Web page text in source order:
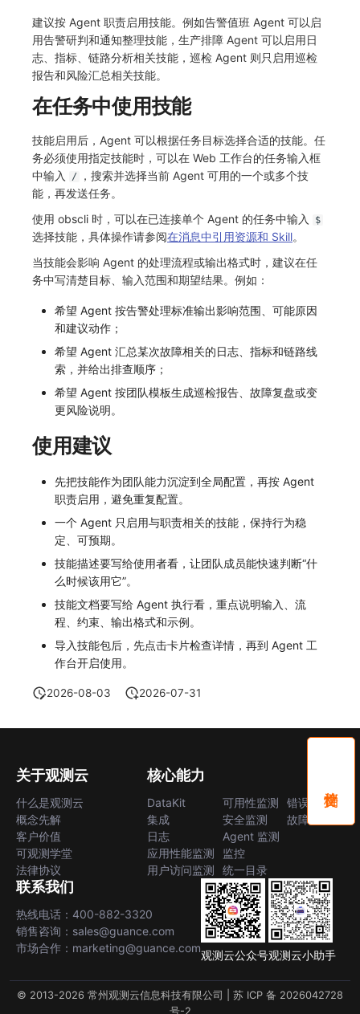
建议按 Agent 职责启用技能。例如告警值班 Agent 可以启
用告警研判和通知整理技能，生产排障 Agent 可以启用日
志、指标、链路分析相关技能，巡检 Agent 则只启用巡检
报告和风险汇总相关技能。
在任务中使用技能
技能启用后，Agent 可以根据任务目标选择合适的技能。任
务必须使用指定技能时，可以在 Web 工作台的任务输入框
中输入
/
，搜索并选择当前 Agent 可用的一个或多个技
能，再发送任务。
使用 obscli 时，可以在已连接单个 Agent 的任务中输入
$
选择技能，具体操作请参阅在消息中引用资源和 Skill。
当技能会影响 Agent 的处理流程或输出格式时，建议在任
务中写清楚目标、输入范围和期望结果。例如：
希望 Agent 按告警处理标准输出影响范围、可能原因
和建议动作；
希望 Agent 汇总某次故障相关的日志、指标和链路线
索，并给出排查顺序；
希望 Agent 按团队模板生成巡检报告、故障复盘或变
更风险说明。
使用建议
先把技能作为团队能力沉淀到全局配置，再按 Agent
职责启用，避免重复配置。
一个 Agent 只启用与职责相关的技能，保持行为稳
定、可预期。
技能描述要写给使用者看，让团队成员能快速判断“什
么时候该用它”。
技能文档要写给 Agent 执行看，重点说明输入、流
程、约束、输出格式和示例。
导入技能包后，先点击卡片检查详情，再到 Agent 工
作台开启使用。
2026-08-03 2026-07-31
关于观测云
什么是观测云
概念先解
客户价值
可观测学堂
法律协议
核心能力
DataKit
集成
日志
应用性能监测
用户访问监测
可用性监测
安全监测
Agent 监测
监控
统一目录
错误中心
故障中心
联系我们
热线电话：400-882-3320
销售咨询：sales@guance.com
市场合作：marketing@guance.com
观测云公众号观测云小助手
© 2013-2026 常州观测云信息科技有限公司 | 苏 ICP 备 2026042728
号-2